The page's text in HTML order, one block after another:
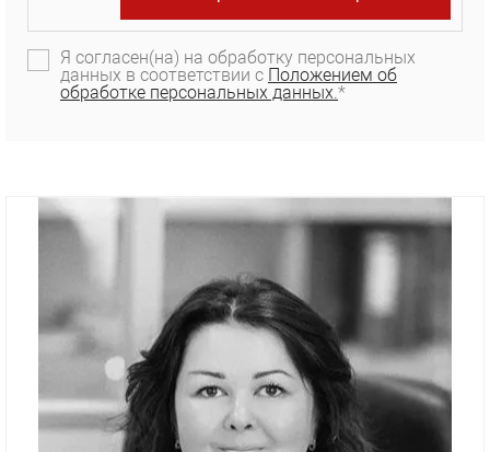
Я согласен(на) на обработку персональных
данных в соответствии с Положением об
обработке персональных данных.*